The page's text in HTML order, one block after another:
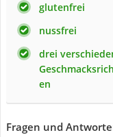
glutenfrei
nussfrei
drei
en
Fragen und